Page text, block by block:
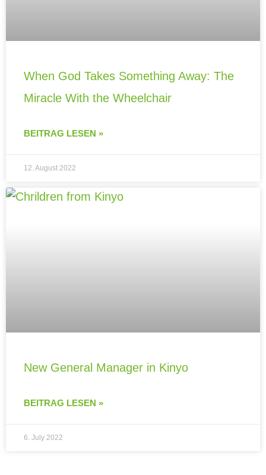
When God Takes Something Away: The
Miracle With the Wheelchair
BEITRAG LESEN »
12. August 2022
New General Manager in Kinyo
BEITRAG LESEN »
6. July 2022